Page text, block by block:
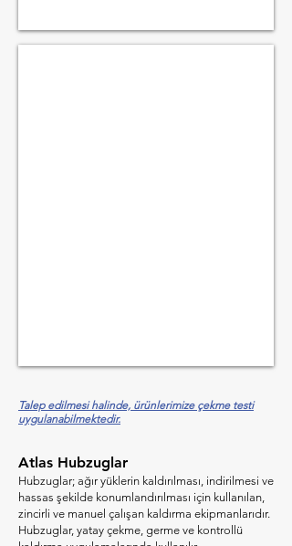
Talep edilmesi halinde, ürünlerimize çekme testi
uygulanabilmektedir.
Atlas Hubzuglar
Hubzuglar; ağır yüklerin kaldırılması, indirilmesi ve
hassas şekilde konumlandırılması için kullanılan,
zincirli ve manuel çalışan kaldırma ekipmanlarıdır.
Hubzuglar, yatay çekme, germe ve kontrollü